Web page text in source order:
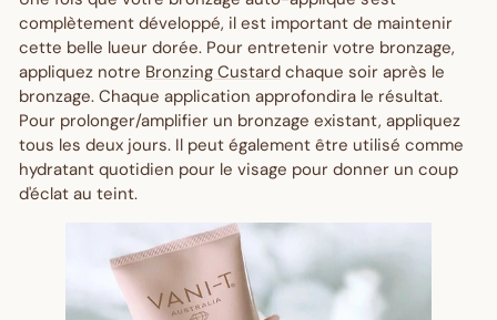
complètement développé, il est important de maintenir
cette belle lueur dorée. Pour entretenir votre bronzage,
appliquez notre Bronzing Custard chaque soir après le
bronzage. Chaque application approfondira le résultat.
Pour prolonger/amplifier un bronzage existant, appliquez
tous les deux jours. Il peut également être utilisé comme
hydratant quotidien pour le visage pour donner un coup
d'éclat au teint.